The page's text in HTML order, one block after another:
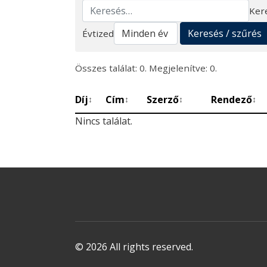
Keresés
Évtized
Keresés / szűrés
Összes találat: 0. Megjelenítve: 0.
Díj↕ Cím↕ Szerző↕ Rendező↕
Nincs találat.
© 2026 All rights reserved.